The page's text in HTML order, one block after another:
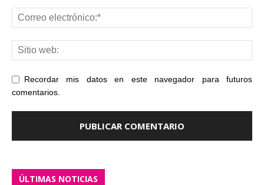
Recordar mis datos en este navegador para futuros
comentarios.
ÚLTIMAS NOTICIAS